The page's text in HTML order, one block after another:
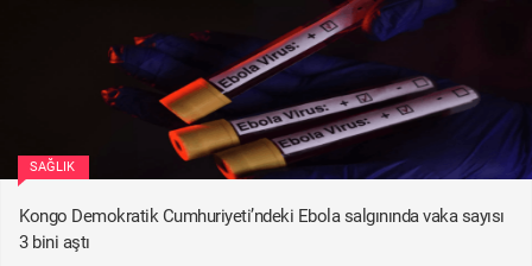
SAĞLIK
Kongo Demokratik Cumhuriyeti’ndeki Ebola salgınında vaka sayısı
3 bini aştı